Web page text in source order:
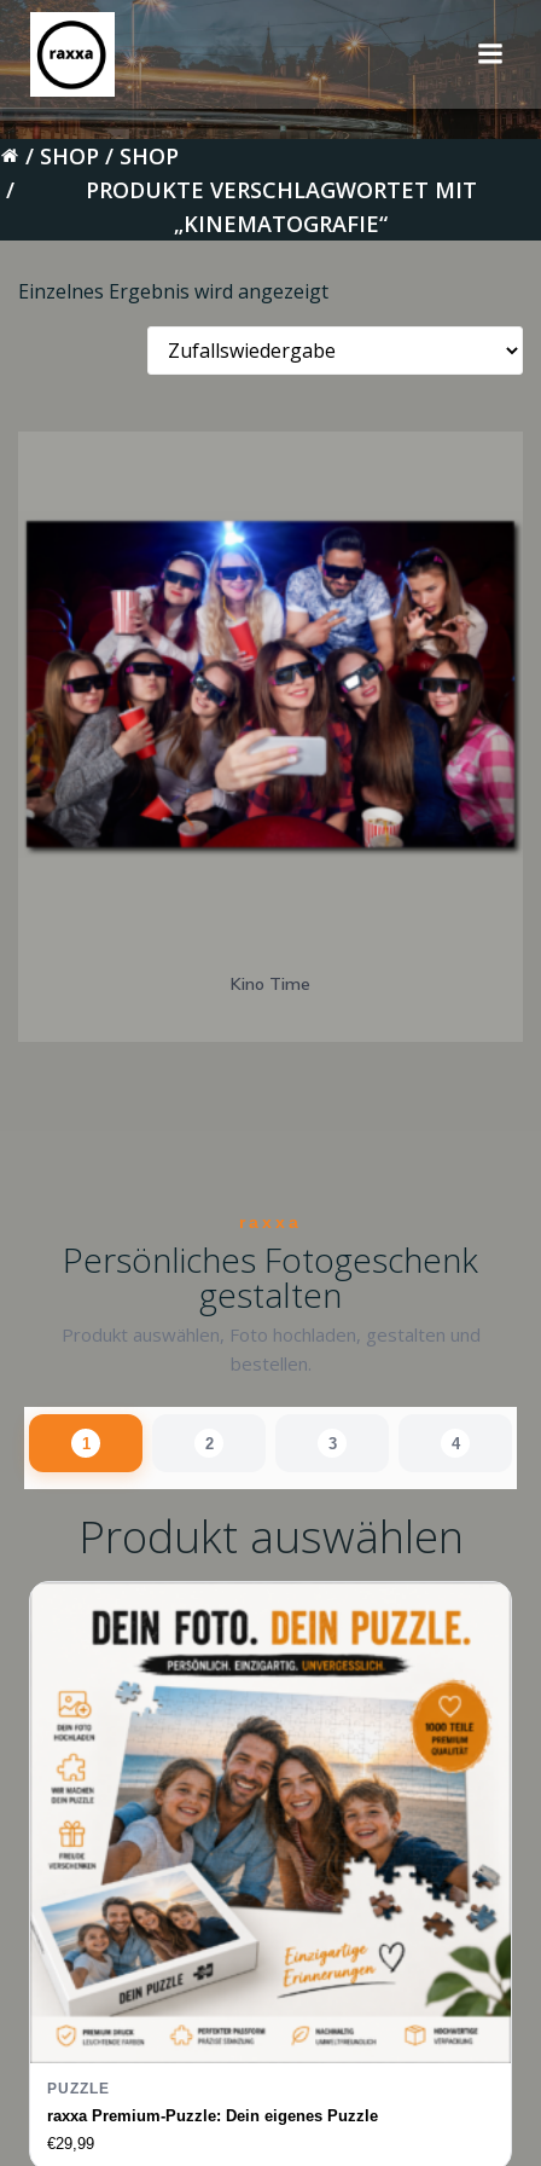
Inhalt
springen
SHOP
SHOP
PRODUKTE VERSCHLAGWORTET MIT
„KINEMATOGRAFIE“
Einzelnes Ergebnis wird angezeigt
Kino Time
raxxa
Persönliches Fotogeschenk
gestalten
Produkt auswählen, Foto hochladen, gestalten und
bestellen.
1 2 3 4
Produkt auswählen
PUZZLE
raxxa Premium-Puzzle: Dein eigenes Puzzle
€29,99